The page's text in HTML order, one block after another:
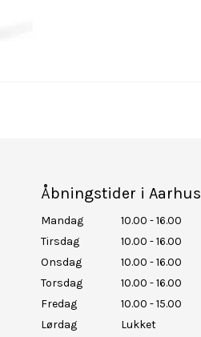
Åbningstider i Aarhus
Mandag
10.00 - 16.00
Tirsdag
10.00 - 16.00
Onsdag
10.00 - 16.00
Torsdag
10.00 - 16.00
Fredag
10.00 - 15.00
Lørdag
Lukket